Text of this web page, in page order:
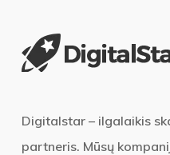
Digitalstar – ilgalaikis
partneris. Mūsų